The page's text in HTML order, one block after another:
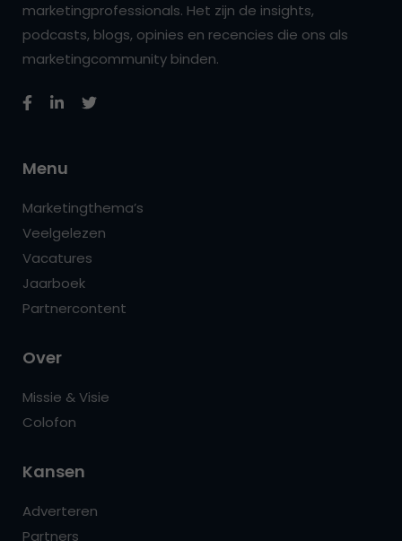
marketingprofessionals. Het zijn de insights,
podcasts, blogs, opinies en recencies die ons als
marketingcommunity binden.
Menu
Marketingthema’s
Veelgelezen
Vacatures
Jaarboek
Partnercontent
Over
Missie & Visie
Colofon
Kansen
Adverteren
Partners